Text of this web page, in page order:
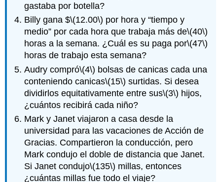
gastaba por botella?
Billy gana $\(12.00\) por hora y “tiempo y
medio” por cada hora que trabaja más de\(40\)
horas a la semana. ¿Cuál es su paga por\(47\)
horas de trabajo esta semana?
Audry compró\(4\) bolsas de canicas cada una
conteniendo canicas\(15\) surtidas. Si desea
dividirlos equitativamente entre sus\(3\) hijos,
¿cuántos recibirá cada niño?
Mark y Janet viajaron a casa desde la
universidad para las vacaciones de Acción de
Gracias. Compartieron la conducción, pero
Mark condujo el doble de distancia que Janet.
Si Janet condujo\(135\) millas, entonces
¿cuántas millas fue todo el viaje?